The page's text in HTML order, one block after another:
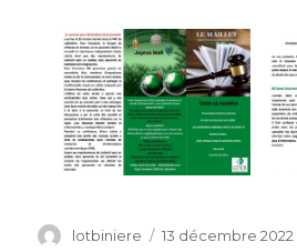
Auteur
lotbiniere
Publié
13 décembre 2022